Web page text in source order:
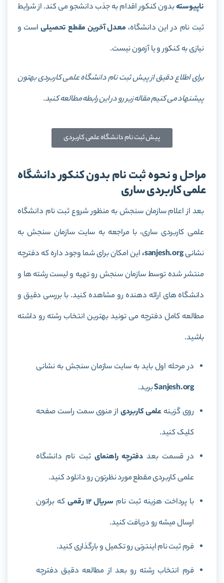
ناپیوستهبدون کنکور اقدام به جذب دانشجو می کند. از شرایط
ثبت نام در این دانشگاه، معدل آخرین مقطع تحصیلیاست و
نیازی به کنکور و یا آزمون نیست.
برای اطلاع دقیق از پیش ثبت نام دانشگاه علمی کاربردی بهتون
پیشنهاد می کنیم مقاله زیر رو در این رابطه مطالعه کنید.
پیش ثبت نام دانشگاه علمی کاربردی
مراحل و نحوه ثبت نام بدون کنکور دانشگاه
علمی کاربردی ساری
بعد از اعلام سازمان سنجش به منظور شروع ثبت نام دانشگاه
علمی کاربردی ساری، با مراجعه به سایت سازمان سنجش به
نشانیsanjesh.org، این امکان برای شما وجود داره که دفترچه
منتشر شده توسط سازمان سنجش رو تهیه و لیست رشته ها و
دانشگاه های ارائه دهنده رو مشاهده کنید. با بررسی دقیق و
مطالعه کامل دفترچه می تونید بهترین انتخاب رشته رو داشته
باشید.
در مرحله اول باید به سایت سازمان سنجش به نشانی
Sanjesh.orgبرید.
روی گزینه علمی کاربردی از منوی سمت راست صفحه
کلیک کنید.
در قسمت بعددفترچه راهنمایثبت نام دانشگاه
علمی کاربردی مقطع مورد نظرتون رو دانلود کنید.
با پرداخت هزینه ثبت نام سریال 12 رقمی
که براتون
ارسال میشه رو دریافت کنید.
فرم ثبت نام اینترتی رو تکمیل و بارگذاری کنید.
فرم انتخاب رشته رو بعد از مطالعه دقیق دفترچه